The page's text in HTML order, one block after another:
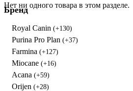
Нет ни одного товара в этом разделе.
Бренд
Royal Canin (+130)
Purina Pro Plan (+37)
Farmina (+127)
Miocane (+16)
Acana (+59)
Orijen (+28)